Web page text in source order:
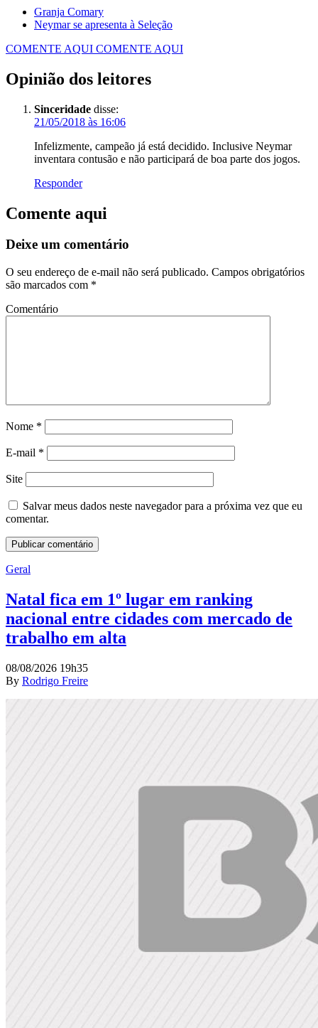
Granja Comary
Neymar se apresenta à Seleção
COMENTE AQUI COMENTE AQUI
Opinião dos leitores
Sinceridade disse:
21/05/2018 às 16:06
Infelizmente, campeão já está decidido. Inclusive Neymar
inventara contusão e não participará de boa parte dos jogos.
Responder
Comente aqui
Deixe um comentário
O seu endereço de e-mail não será publicado. Campos obrigatórios
são marcados com *
Comentário
Nome *
E-mail *
Site
Salvar meus dados neste navegador para a próxima vez que eu
comentar.
Geral
Natal fica em 1º lugar em ranking
nacional entre cidades com mercado de
trabalho em alta
08/08/2026 19h35
By Rodrigo Freire